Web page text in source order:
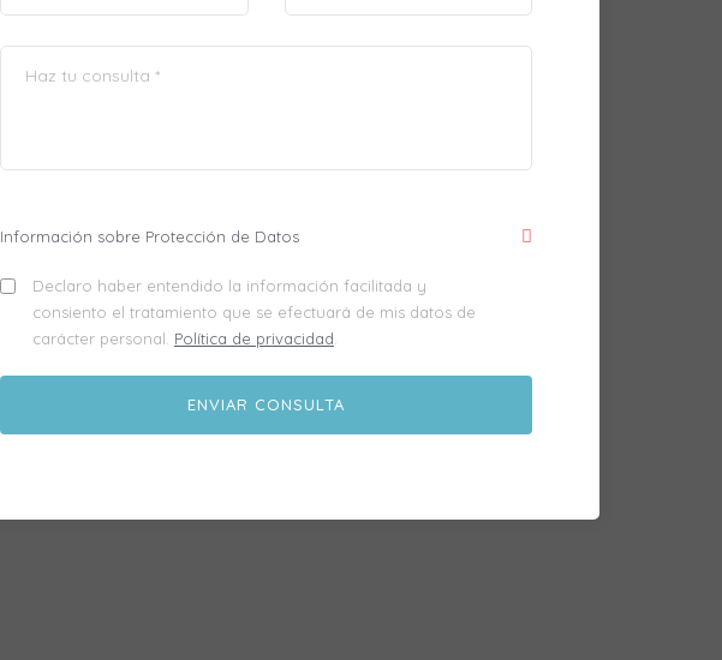
Información sobre Protección de Datos
Declaro haber entendido la información facilitada y
consiento el tratamiento que se efectuará de mis datos de
carácter personal. Política de privacidad